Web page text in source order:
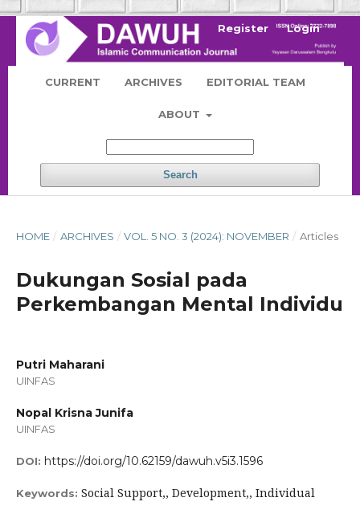
CURRENT ARCHIVES EDITORIAL TEAM
ABOUT
Search
Register Login
HOME / ARCHIVES / VOL. 5 NO. 3 (2024): NOVEMBER / Articles
Dukungan Sosial pada
Perkembangan Mental Individu
Putri Maharani
UINFAS
Nopal Krisna Junifa
UINFAS
DOI: https://doi.org/10.62159/dawuh.v5i3.1596
Keywords: Social Support,, Development,, Individual